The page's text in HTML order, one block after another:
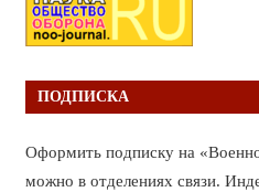
ПОДПИСКА
Оформить подписку на
можно в отделениях связи.